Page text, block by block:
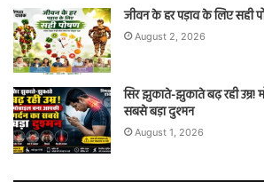
जीवन के हर पड़ाव के लिए सही
August 2, 2026
सिर झुकाते-झुकाते बढ़ रही उम्र!
सबसे बड़ा दुश्मन
August 1, 2026